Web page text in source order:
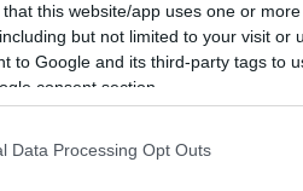
that this website/app uses one or
but not limited to your visit or
to Google and its third-party tags to
consent section.
Data Processing Opt Outs